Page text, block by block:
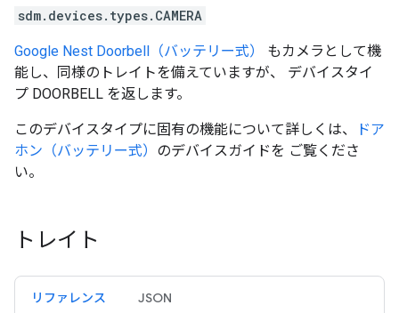
sdm.devices.types.CAMERA
Google Nest Doorbell（バッテリー式）
もカメラとして機
能し、同様のトレイトを備えていますが、 デバイスタイ
プ DOORBELL を返します。
このデバイスタイプに固有の機能について詳しくは、
ドア
ホン（バッテリー式） のデバイスガイドを ご覧くださ
い。
トレイト
リファレンス JSON